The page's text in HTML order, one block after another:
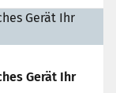
Gerät Ihr